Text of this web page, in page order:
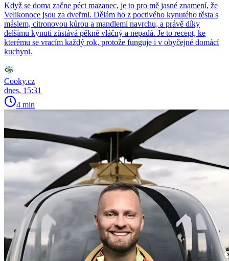
Když se doma začne péct mazanec, je to pro mě jasné znamení, že
Velikonoce jsou za dveřmi. Dělám ho z poctivého kynutého těsta s
máslem, citronovou kůrou a mandlemi navrchu, a právě díky
delšímu kynutí zůstává pěkně vláčný a nepadá. Je to recept, ke
kterému se vracím každý rok, protože funguje i v obyčejné domácí
kuchyni.
Cooky.cz
dnes, 15:31
4 min